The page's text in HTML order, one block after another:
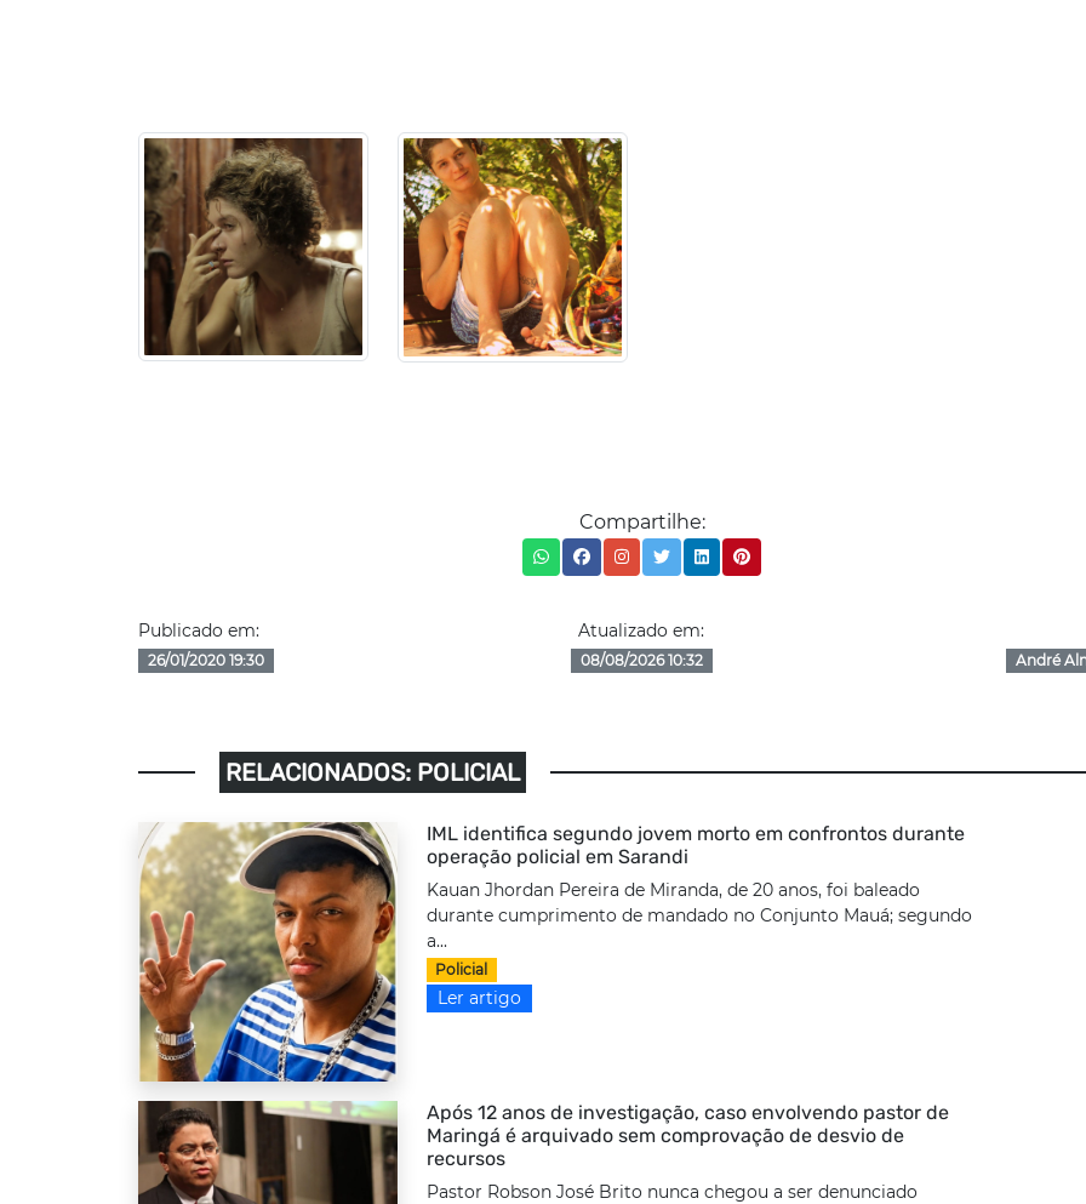
Compartilhe:
Publicado em:
26/01/2020 19:30
Atualizado em:
08/08/2026 10:32 André
RELACIONADOS: POLICIAL
IML identifica segundo jovem morto em confrontos durante
operação policial em Sarandi
Kauan Jhordan Pereira de Miranda, de 20 anos, foi baleado
durante cumprimento de mandado no Conjunto Mauá; segundo
a...
Policial
Ler artigo
Após 12 anos de investigação, caso envolvendo pastor de
Maringá é arquivado sem comprovação de desvio de
recursos
Pastor Robson José Brito nunca chegou a ser denunciado